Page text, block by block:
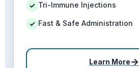
✓ Tri-Immune Injections
✓ Fast & Safe Administration
Learn More→